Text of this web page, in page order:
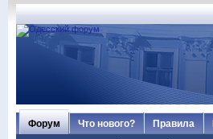
Форум Что нового? Правила